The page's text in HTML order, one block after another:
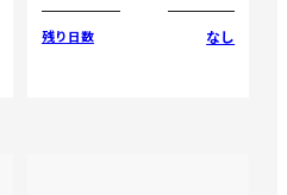
残り日数 なし